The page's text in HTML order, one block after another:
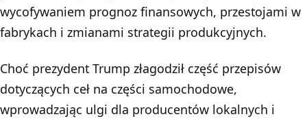
wycofywaniem prognoz finansowych, przestojami w
fabrykach i zmianami strategii produkcyjnych.
Choć prezydent Trump złagodził część przepisów
dotyczących ceł na części samochodowe,
wprowadzając ulgi dla producentów lokalnych i